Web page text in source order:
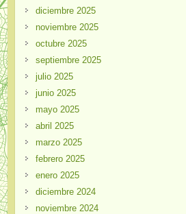
diciembre 2025
noviembre 2025
octubre 2025
septiembre 2025
julio 2025
junio 2025
mayo 2025
abril 2025
marzo 2025
febrero 2025
enero 2025
diciembre 2024
noviembre 2024